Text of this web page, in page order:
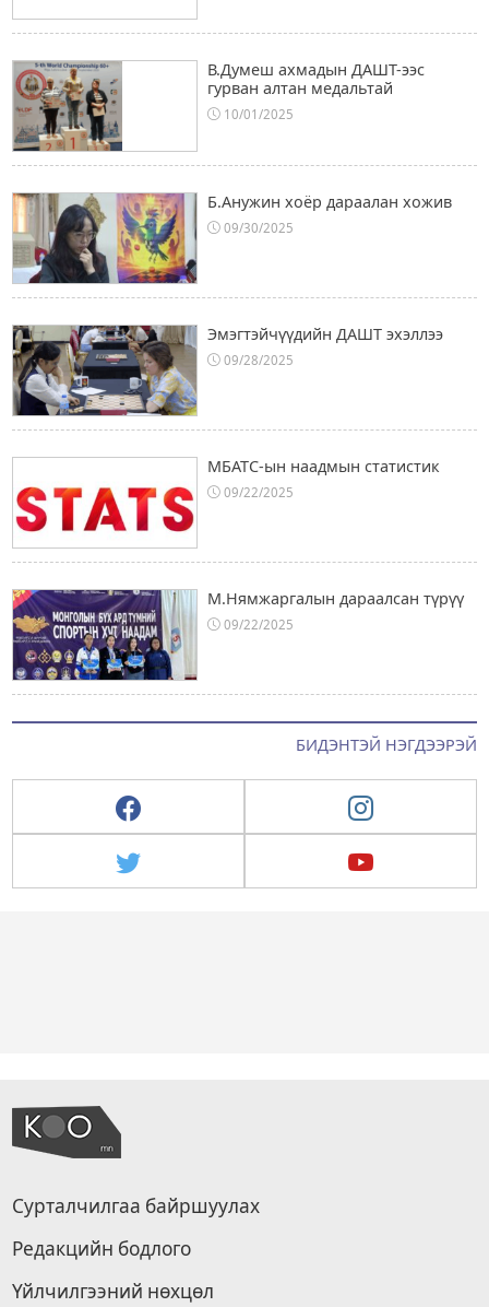
В.Думеш ахмадын ДАШТ-ээс
гурван алтан медальтай
10/01/2025
Б.Анужин хоёр дараалан хожив
09/30/2025
Эмэгтэйчүүдийн ДАШТ эхэллээ
09/28/2025
МБАТС-ын наадмын статистик
09/22/2025
М.Нямжаргалын дараалсан түрүү
09/22/2025
БИДЭНТЭЙ НЭГДЭЭРЭЙ
Сурталчилгаа байршуулах
Редакцийн бодлого
Үйлчилгээний нөхцөл